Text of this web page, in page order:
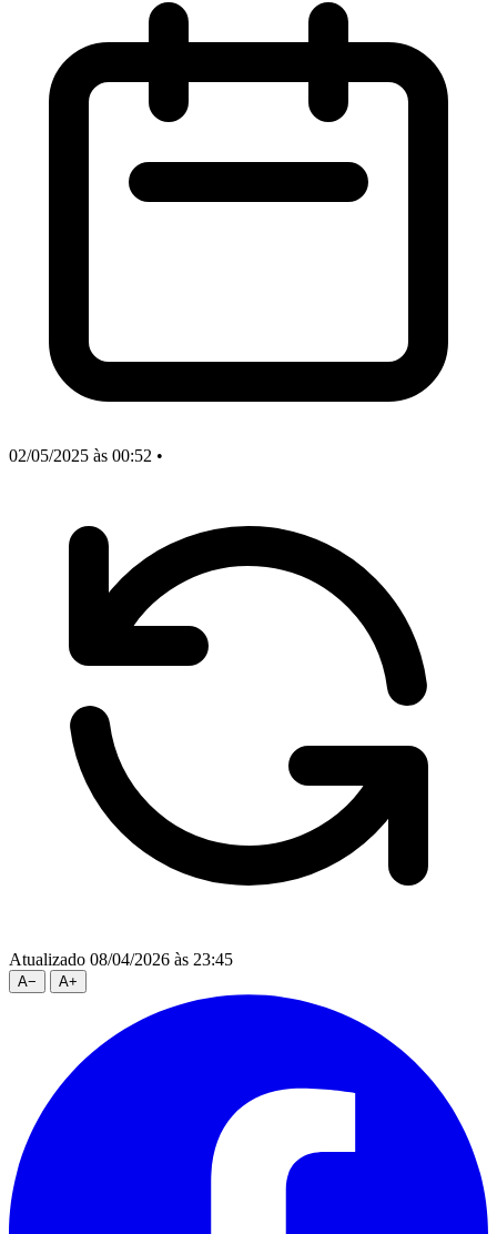
02/05/2025 às 00:52 •
Atualizado 08/04/2026 às 23:45
A− A+